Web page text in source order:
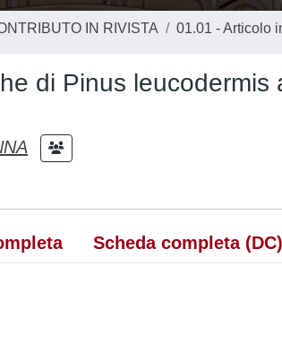
IN RIVISTA 01.01 - Articolo
di Pinus
Scheda completa (DC)